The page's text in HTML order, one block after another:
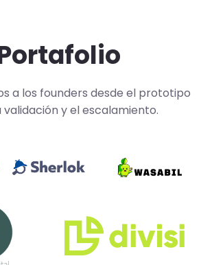
a los founders desde el prototipo
validación y el escalamiento.